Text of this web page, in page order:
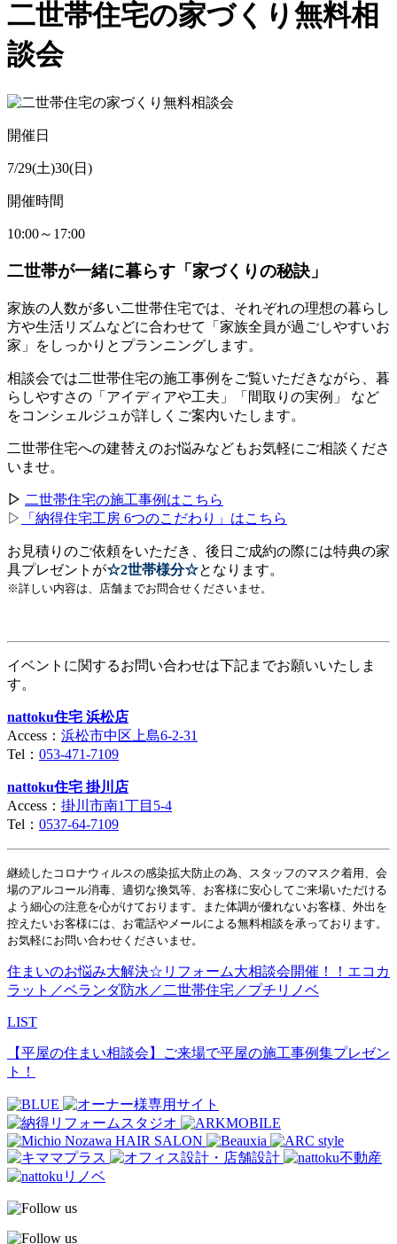
二世帯住宅の家づくり無料相
談会
開催日
7/29(土)30(日)
開催時間
10:00～17:00
二世帯が一緒に暮らす「家づくりの秘訣」
家族の人数が多い二世帯住宅では、それぞれの理想の暮らし
方や生活リズムなどに合わせて「家族全員が過ごしやすいお
家」をしっかりとプランニングします。
相談会では二世帯住宅の施工事例をご覧いただきながら、暮
らしやすさの「アイディアや工夫」「間取りの実例」 など
をコンシェルジュが詳しくご案内いたします。
二世帯住宅への建替えのお悩みなどもお気軽にご相談くださ
いませ。
▷ 二世帯住宅の施工事例はこちら
▷
「納得住宅工房 6つのこだわり」はこちら
お見積りのご依頼をいただき、後日ご成約の際には特典の家
具プレゼントが☆2世帯様分☆となります。
※詳しい内容は、店舗までお問合せくださいませ。
イベントに関するお問い合わせは下記までお願いいたしま
す。
nattoku住宅 浜松店
Access： 浜松市中区上島6-2-31
Tel： 053-471-7109
nattoku住宅 掛川店
Access： 掛川市南1丁目5-4
Tel： 0537-64-7109
継続したコロナウィルスの感染拡大防止の為、スタッフのマスク着用、会
場のアルコール消毒、適切な換気等、お客様に安心してご来場いただける
よう細心の注意を心がけております。また体調が優れないお客様、外出を
控えたいお客様には、お電話やメールによる無料相談を承っております。
お気軽にお問い合わせくださいませ。
住まいのお悩み大解決☆リフォーム大相談会開催！！エコカ
ラット／ベランダ防水／二世帯住宅／プチリノベ
LIST
【平屋の住まい相談会】ご来場で平屋の施工事例集プレゼン
ト！